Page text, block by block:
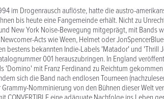
im Drogenrausch auflöste, hatte die austro-
bis heute eine Fangemeinde erhält. Nicht zu
New York Noise-Bewegung mitgeprägt, mit Bands
Acts wie Ween, Helmet oder
bestens bekannten Indie-Labels 'Matador' und 'Thrill
001 herauszubringen. In England
'Domino' mit Franz Ferdinand zu Reichtum
sich die Band nach endlosen Tourneen
Nomminierung von den Bühnen dieser Welt